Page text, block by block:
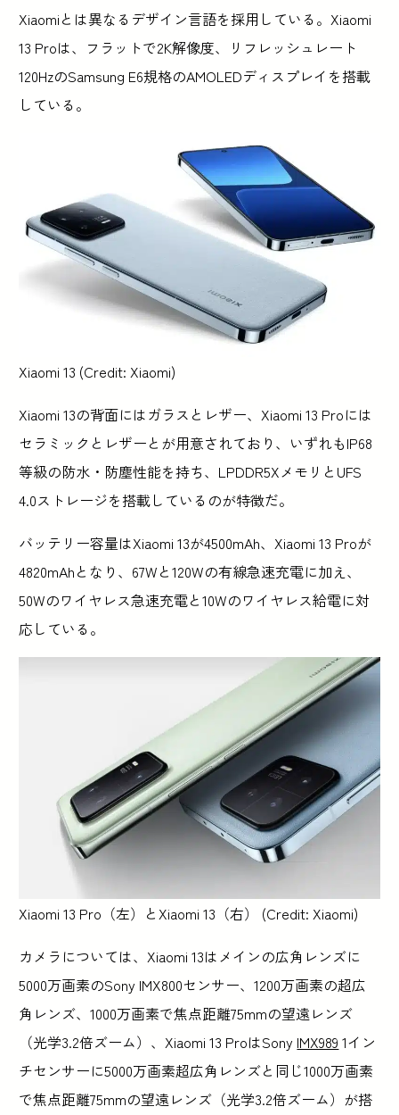
Xiaomiとは異なるデザイン言語を採用している。Xiaomi
13 Proは、フラットで2K解像度、リフレッシュレート
120HzのSamsung E6規格のAMOLEDディスプレイを搭載
している。
Xiaomi 13 (Credit: Xiaomi)
Xiaomi 13の背面にはガラスとレザー、Xiaomi 13 Proには
セラミックとレザーとが用意されており、いずれもIP68
等級の防水・防塵性能を持ち、LPDDR5XメモリとUFS
4.0ストレージを搭載しているのが特徴だ。
バッテリー容量はXiaomi 13が4500mAh、Xiaomi 13 Proが
4820mAhとなり、67Wと120Wの有線急速充電に加え、
50Wのワイヤレス急速充電と10Wのワイヤレス給電に対
応している。
Xiaomi 13 Pro（左）とXiaomi 13（右） (Credit: Xiaomi)
カメラについては、Xiaomi 13はメインの広角レンズに
5000万画素のSony IMX800センサー、1200万画素の超広
角レンズ、1000万画素で焦点距離75mmの望遠レンズ
（光学3.2倍ズーム）、Xiaomi 13 ProはSony IMX989 1イン
チセンサーに5000万画素超広角レンズと同じ1000万画素
で焦点距離75mmの望遠レンズ（光学3.2倍ズーム）が搭